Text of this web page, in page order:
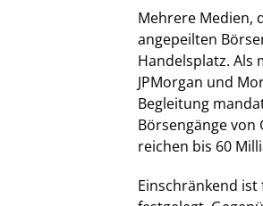
Mehrere Medien,
angepeilten
Handelsplatz. Als
JPMorgan und
Begleitung
Börsengänge von
reichen bis 60
Einschränkend